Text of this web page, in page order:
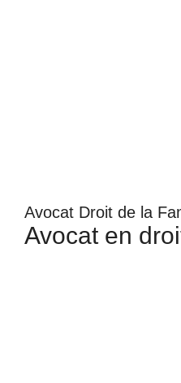
Avocat Droit de la
Avocat en